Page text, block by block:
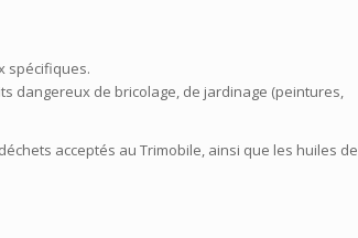
spécifiques.
dangereux de bricolage, de jardinage (peintures,
acceptés au Trimobile, ainsi que les huiles de